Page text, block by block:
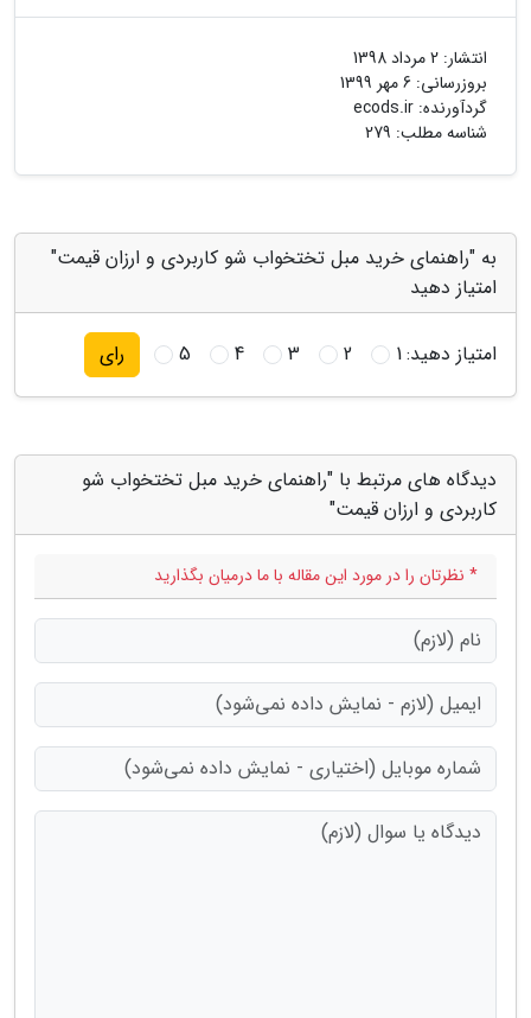
انتشار: 2 مرداد 1398
بروزرسانی: 6 مهر 1399
گردآورنده: ecods.ir
شناسه مطلب: 279
به "راهنمای خرید مبل تختخواب شو کاربردی و ارزان قیمت"
امتیاز دهید
امتیاز دهید:1
2
3
4
5 رای
دیدگاه های مرتبط با "راهنمای خرید مبل تختخواب شو
کاربردی و ارزان قیمت"
* نظرتان را در مورد این مقاله با ما درمیان بگذارید